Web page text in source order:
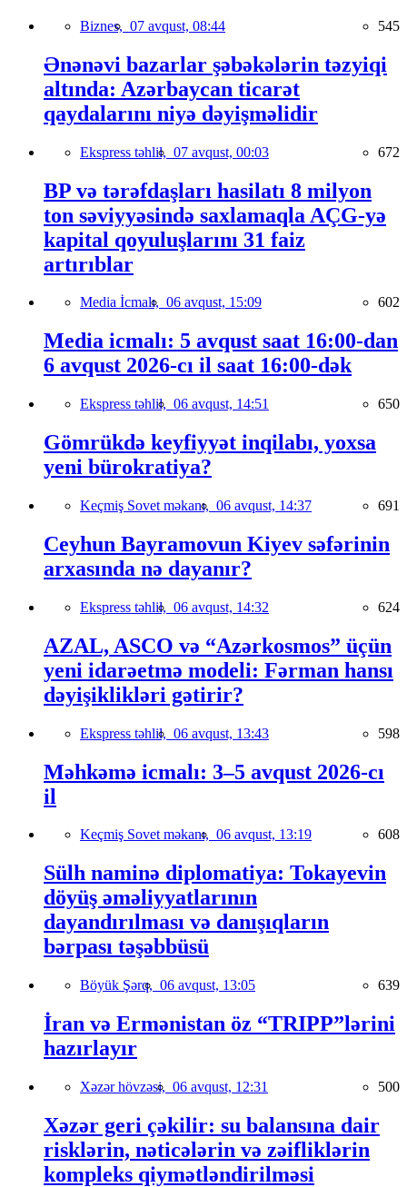
Biznes, 07 avqust, 08:44 545
Ənənəvi bazarlar şəbəkələrin təzyiqi
altında: Azərbaycan ticarət
qaydalarını niyə dəyişməlidir
Ekspress təhlil, 07 avqust, 00:03 672
BP və tərəfdaşları hasilatı 8 milyon
ton səviyyəsində saxlamaqla AÇG-yə
kapital qoyuluşlarını 31 faiz
artırıblar
Media İcmalı, 06 avqust, 15:09 602
Media icmalı: 5 avqust saat 16:00-dan
6 avqust 2026-cı il saat 16:00-dək
Ekspress təhlil, 06 avqust, 14:51 650
Gömrükdə keyfiyyət inqilabı, yoxsa
yeni bürokratiya?
Keçmiş Sovet məkanı, 06 avqust, 14:37 691
Ceyhun Bayramovun Kiyev səfərinin
arxasında nə dayanır?
Ekspress təhlil, 06 avqust, 14:32 624
AZAL, ASCO və “Azərkosmos” üçün
yeni idarəetmə modeli: Fərman hansı
dəyişiklikləri gətirir?
Ekspress təhlil, 06 avqust, 13:43 598
Məhkəmə icmalı: 3–5 avqust 2026-cı
il
Keçmiş Sovet məkanı, 06 avqust, 13:19 608
Sülh naminə diplomatiya: Tokayevin
döyüş əməliyyatlarının
dayandırılması və danışıqların
bərpası təşəbbüsü
Böyük Şərq, 06 avqust, 13:05 639
İran və Ermənistan öz “TRIPP”lərini
hazırlayır
Xəzər hövzəsi, 06 avqust, 12:31 500
Xəzər geri çəkilir: su balansına dair
risklərin, nəticələrin və zəifliklərin
kompleks qiymətləndirilməsi